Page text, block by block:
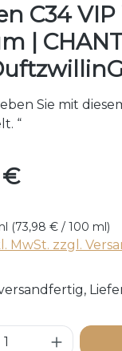
C34
|
Sie mit
“
€
(73,98 € / 100 ml)
MwSt. zzgl.
Anzahl: